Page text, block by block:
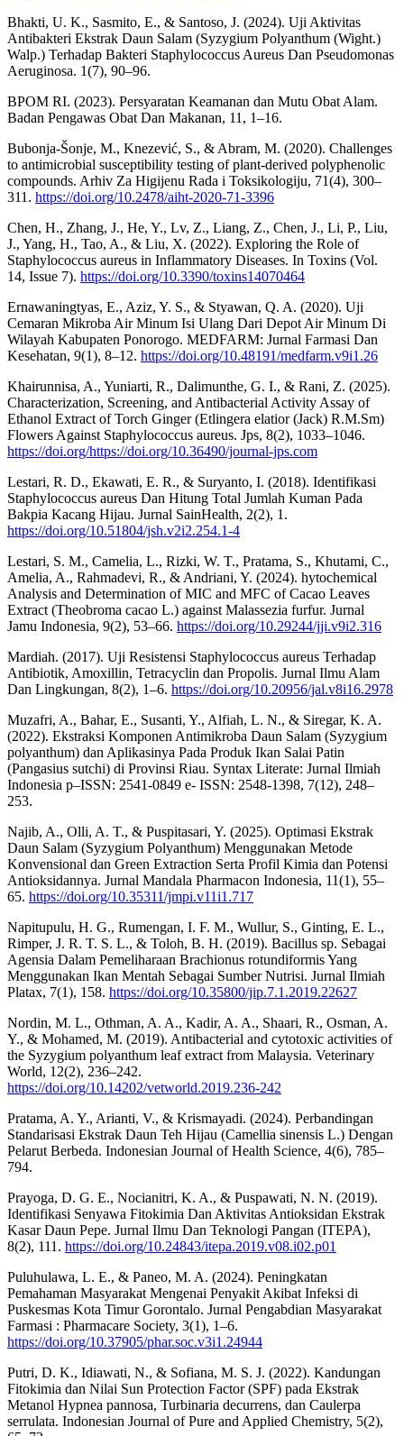
Bhakti, U. K., Sasmito, E., & Santoso, J. (2024). Uji Aktivitas
Antibakteri Ekstrak Daun Salam (Syzygium Polyanthum (Wight.)
Walp.) Terhadap Bakteri Staphylococcus Aureus Dan Pseudomonas
Aeruginosa. 1(7), 90–96.
BPOM RI. (2023). Persyaratan Keamanan dan Mutu Obat Alam.
Badan Pengawas Obat Dan Makanan, 11, 1–16.
Bubonja-Šonje, M., Knezević, S., & Abram, M. (2020). Challenges
to antimicrobial susceptibility testing of plant-derived polyphenolic
compounds. Arhiv Za Higijenu Rada i Toksikologiju, 71(4), 300–
311. https://doi.org/10.2478/aiht-2020-71-3396
Chen, H., Zhang, J., He, Y., Lv, Z., Liang, Z., Chen, J., Li, P., Liu,
J., Yang, H., Tao, A., & Liu, X. (2022). Exploring the Role of
Staphylococcus aureus in Inflammatory Diseases. In Toxins (Vol.
14, Issue 7). https://doi.org/10.3390/toxins14070464
Ernawaningtyas, E., Aziz, Y. S., & Styawan, Q. A. (2020). Uji
Cemaran Mikroba Air Minum Isi Ulang Dari Depot Air Minum Di
Wilayah Kabupaten Ponorogo. MEDFARM: Jurnal Farmasi Dan
Kesehatan, 9(1), 8–12. https://doi.org/10.48191/medfarm.v9i1.26
Khairunnisa, A., Yuniarti, R., Dalimunthe, G. I., & Rani, Z. (2025).
Characterization, Screening, and Antibacterial Activity Assay of
Ethanol Extract of Torch Ginger (Etlingera elatior (Jack) R.M.Sm)
Flowers Against Staphylococcus aureus. Jps, 8(2), 1033–1046.
https://doi.org/https://doi.org/10.36490/journal-jps.com
Lestari, R. D., Ekawati, E. R., & Suryanto, I. (2018). Identifikasi
Staphylococcus aureus Dan Hitung Total Jumlah Kuman Pada
Bakpia Kacang Hijau. Jurnal SainHealth, 2(2), 1.
https://doi.org/10.51804/jsh.v2i2.254.1-4
Lestari, S. M., Camelia, L., Rizki, W. T., Pratama, S., Khutami, C.,
Amelia, A., Rahmadevi, R., & Andriani, Y. (2024). hytochemical
Analysis and Determination of MIC and MFC of Cacao Leaves
Extract (Theobroma cacao L.) against Malassezia furfur. Jurnal
Jamu Indonesia, 9(2), 53–66. https://doi.org/10.29244/jji.v9i2.316
Mardiah. (2017). Uji Resistensi Staphylococcus aureus Terhadap
Antibiotik, Amoxillin, Tetracyclin dan Propolis. Jurnal Ilmu Alam
Dan Lingkungan, 8(2), 1–6. https://doi.org/10.20956/jal.v8i16.2978
Muzafri, A., Bahar, E., Susanti, Y., Alfiah, L. N., & Siregar, K. A.
(2022). Ekstraksi Komponen Antimikroba Daun Salam (Syzygium
polyanthum) dan Aplikasinya Pada Produk Ikan Salai Patin
(Pangasius sutchi) di Provinsi Riau. Syntax Literate: Jurnal Ilmiah
Indonesia p–ISSN: 2541-0849 e- ISSN: 2548-1398, 7(12), 248–
253.
Najib, A., Olli, A. T., & Puspitasari, Y. (2025). Optimasi Ekstrak
Daun Salam (Syzygium Polyanthum) Menggunakan Metode
Konvensional dan Green Extraction Serta Profil Kimia dan Potensi
Antioksidannya. Jurnal Mandala Pharmacon Indonesia, 11(1), 55–
65. https://doi.org/10.35311/jmpi.v11i1.717
Napitupulu, H. G., Rumengan, I. F. M., Wullur, S., Ginting, E. L.,
Rimper, J. R. T. S. L., & Toloh, B. H. (2019). Bacillus sp. Sebagai
Agensia Dalam Pemeliharaan Brachionus rotundiformis Yang
Menggunakan Ikan Mentah Sebagai Sumber Nutrisi. Jurnal Ilmiah
Platax, 7(1), 158. https://doi.org/10.35800/jip.7.1.2019.22627
Nordin, M. L., Othman, A. A., Kadir, A. A., Shaari, R., Osman, A.
Y., & Mohamed, M. (2019). Antibacterial and cytotoxic activities of
the Syzygium polyanthum leaf extract from Malaysia. Veterinary
World, 12(2), 236–242.
https://doi.org/10.14202/vetworld.2019.236-242
Pratama, A. Y., Arianti, V., & Krismayadi. (2024). Perbandingan
Standarisasi Ekstrak Daun Teh Hijau (Camellia sinensis L.) Dengan
Pelarut Berbeda. Indonesian Journal of Health Science, 4(6), 785–
794.
Prayoga, D. G. E., Nocianitri, K. A., & Puspawati, N. N. (2019).
Identifikasi Senyawa Fitokimia Dan Aktivitas Antioksidan Ekstrak
Kasar Daun Pepe. Jurnal Ilmu Dan Teknologi Pangan (ITEPA),
8(2), 111. https://doi.org/10.24843/itepa.2019.v08.i02.p01
Puluhulawa, L. E., & Paneo, M. A. (2024). Peningkatan
Pemahaman Masyarakat Mengenai Penyakit Akibat Infeksi di
Puskesmas Kota Timur Gorontalo. Jurnal Pengabdian Masyarakat
Farmasi : Pharmacare Society, 3(1), 1–6.
https://doi.org/10.37905/phar.soc.v3i1.24944
Putri, D. K., Idiawati, N., & Sofiana, M. S. J. (2022). Kandungan
Fitokimia dan Nilai Sun Protection Factor (SPF) pada Ekstrak
Metanol Hypnea pannosa, Turbinaria decurrens, dan Caulerpa
serrulata. Indonesian Journal of Pure and Applied Chemistry, 5(2),